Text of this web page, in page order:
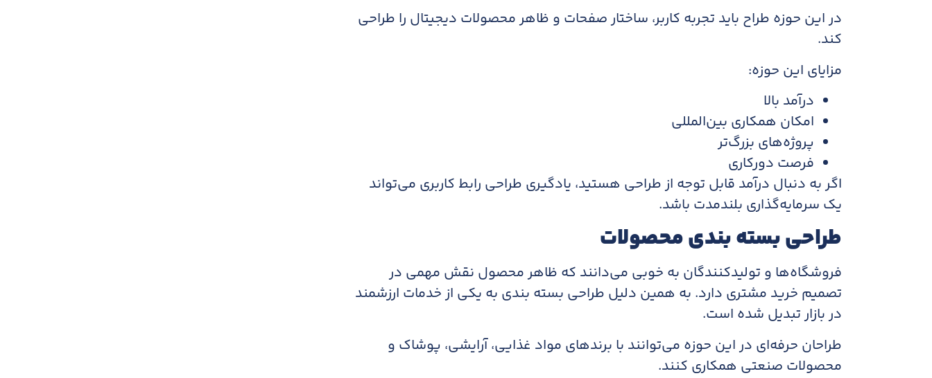
در این حوزه طراح باید تجربه کاربر، ساختار صفحات و ظاهر محصولات دیجیتال را طراحی
کند.
مزایای این حوزه:
درآمد بالا
امکان همکاری بین‌المللی
پروژه‌های بزرگ‌تر
فرصت دورکاری
اگر به دنبال درآمد قابل توجه از طراحی هستید، یادگیری طراحی رابط کاربری می‌تواند
یک سرمایه‌گذاری بلندمدت باشد.
طراحی بسته بندی محصولات
فروشگاه‌ها و تولیدکنندگان به خوبی می‌دانند که ظاهر محصول نقش مهمی در
تصمیم خرید مشتری دارد. به همین دلیل طراحی بسته بندی به یکی از خدمات ارزشمند
در بازار تبدیل شده است.
طراحان حرفه‌ای در این حوزه می‌توانند با برندهای مواد غذایی، آرایشی، پوشاک و
محصولات صنعتی همکاری کنند.